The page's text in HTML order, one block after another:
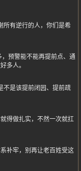
所有逆行的人，你们是希
预警能不能再提前点、通
多人。
不是该提前闭园、提前疏
得做扎实，不然一次就扛
补牢，别再让老百姓受这